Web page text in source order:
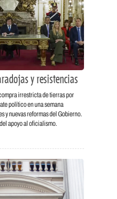
y resistencias
irrestricta de tierras por
político en una semana
y nuevas reformas del Gobierno.
apoyo al oficialismo.